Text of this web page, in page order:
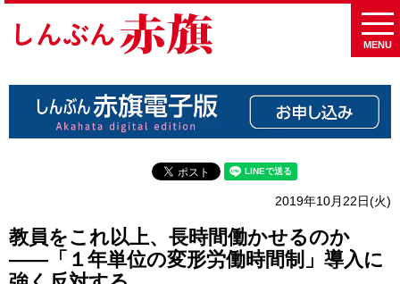
MENU
2019年10月22日(火)
教員をこれ以上、長時間働かせるのか
――「１年単位の変形労働時間制」導入に